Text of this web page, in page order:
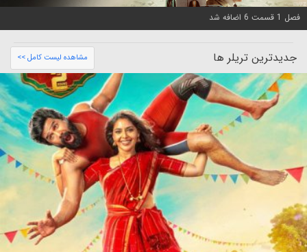
فصل 1 قسمت 6 اضافه شد
جدیدترین تریلر ها مشاهده لیست کامل >>